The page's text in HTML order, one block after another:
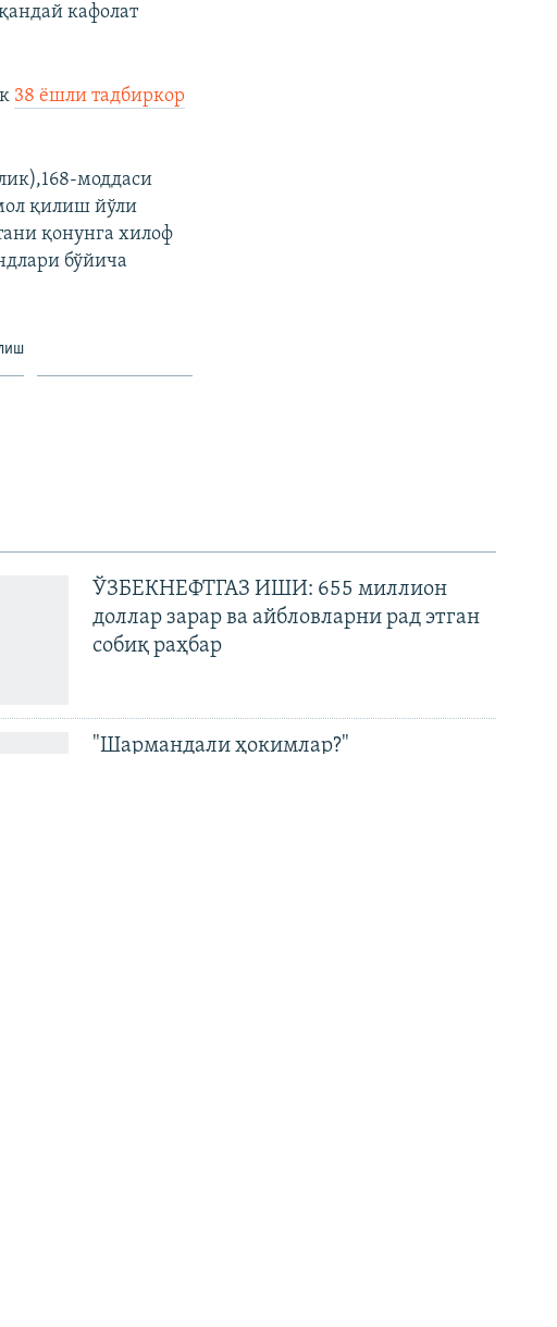
кафолат
38 ёшли тадбиркор
моддаси
қилиш йўли
қонунга хилоф
бўйича
ЎЗБЕКНЕФТГАЗ ИШИ: 655 миллион
доллар зарар ва айбловларни рад этган
собиқ раҳбар
"Шармандали ҳокимлар?"